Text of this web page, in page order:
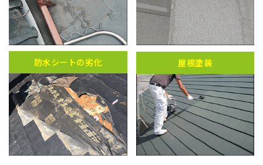
防水シートの劣化 屋根塗装